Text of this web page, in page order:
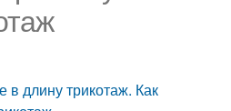
в длину трикотаж. Как